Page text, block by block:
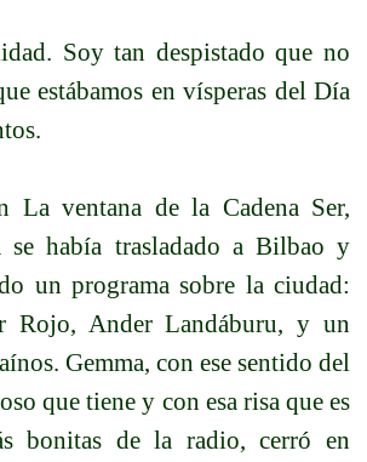
Soy tan despistado que no
estábamos en vísperas del Día
La ventana de la Cadena Ser,
se había trasladado a Bilbao y
un programa sobre la ciudad:
Rojo, Ander Landáburu, y un
Gemma, con ese sentido del
que tiene y con esa risa que es
bonitas de la radio, cerró en